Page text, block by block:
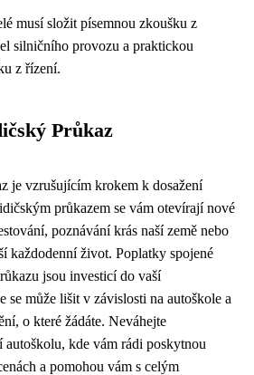
musí složit písemnou zkoušku z
silničního provozu a praktickou
z řízení.
Průkaz
je vzrušujícím krokem k dosažení
průkazem se vám otevírají nové
poznávání krás naší země nebo
každodenní život. Poplatky spojené
jsou investicí do vaší
se může lišit v závislosti na autoškole a
o které žádáte. Neváhejte
kde vám rádi poskytnou
a pomohou vám s celým